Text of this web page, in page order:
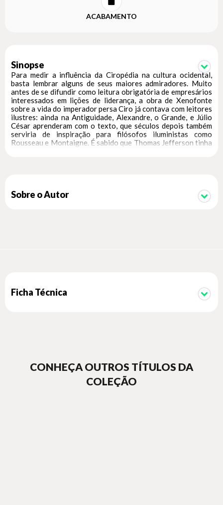
ACABAMENTO
Sinopse
Para medir a influência da Ciropédia na cultura ocidental,
basta lembrar alguns de seus maiores admiradores. Muito
antes de se difundir como leitura obrigatória de empresários
interessados em lições de liderança, a obra de Xenofonte
sobre a vida do imperador persa Ciro já contava com leitores
ilustres: ainda na Antiguidade, Alexandre, o Grande, e Júlio
César aprenderam com o texto, que séculos depois também
serviria de inspiração para filósofos iluministas como
Rousseau e Montaigne. É sabido que Thomas Jefferson tinha
animais é o mais difícil de ser governado pelo homem”,
Xenofonte, que lutou no Exército persa um século após as
Ciro”.
Sobre o Autor
Ficha Técnica
CONHEÇA OUTROS TÍTULOS DA
COLEÇÃO